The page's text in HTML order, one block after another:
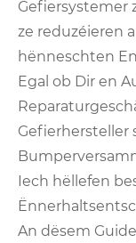
Gefiersystemer
ze reduzéieren
hënneschten
Egal ob Dir en
Gefierhersteller
Iech hëllefen
An dësem